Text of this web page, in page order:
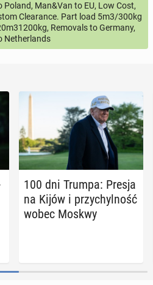
Poland, Man&Van to EU, Low Cost,
Clearance. Part load 5m3/300kg
Removals to Germany,
Netherlands
100 dni Trumpa: Presja
na Kijów i przy­chyl­ność
wobec Moskwy